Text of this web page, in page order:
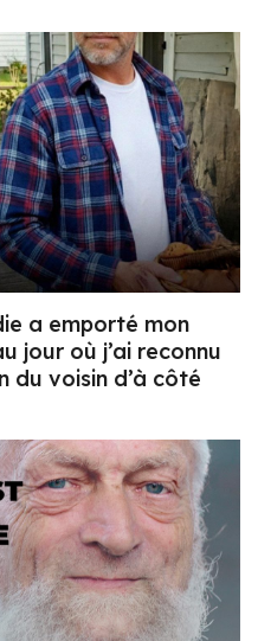
a emporté mon
jour où j’ai reconnu
du voisin d’à côté